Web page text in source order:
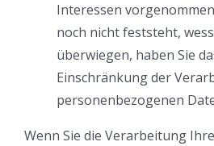
Interessen
noch nicht feststeht,
überwiegen, haben Sie
Einschränkung der
personenbezogenen
Wenn Sie die Verarbeitung